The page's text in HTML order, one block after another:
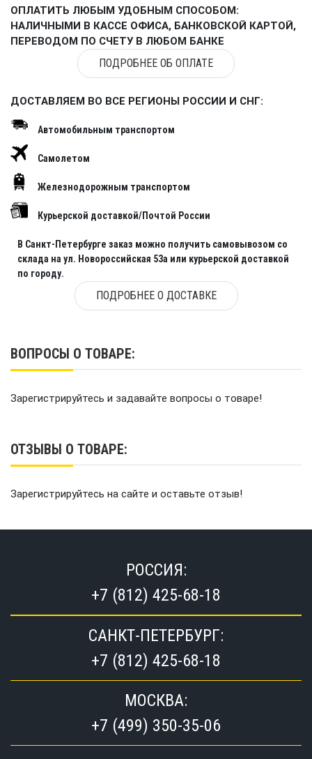
ОПЛАТИТЬ ЛЮБЫМ УДОБНЫМ СПОСОБОМ:
НАЛИЧНЫМИ В КАССЕ ОФИСА, БАНКОВСКОЙ КАРТОЙ,
ПЕРЕВОДОМ ПО СЧЕТУ В ЛЮБОМ БАНКЕ
ПОДРОБНЕЕ ОБ ОПЛАТЕ
ДОСТАВЛЯЕМ ВО ВСЕ РЕГИОНЫ РОССИИ И СНГ:
Автомобильным транспортом
Самолетом
Железнодорожным транспортом
Курьерской доставкой/Почтой России
В Санкт-Петербурге заказ можно получить самовывозом со
склада на ул. Новороссийская 53а или курьерской доставкой
по городу.
ПОДРОБНЕЕ О ДОСТАВКЕ
ВОПРОСЫ О ТОВАРЕ:
Зарегистрируйтесь и задавайте вопросы о товаре!
ОТЗЫВЫ О ТОВАРЕ:
Зарегистрируйтесь на сайте и оставьте отзыв!
РОССИЯ:
+7 (812) 425-68-18
САНКТ-ПЕТЕРБУРГ:
+7 (812) 425-68-18
МОСКВА:
+7 (499) 350-35-06